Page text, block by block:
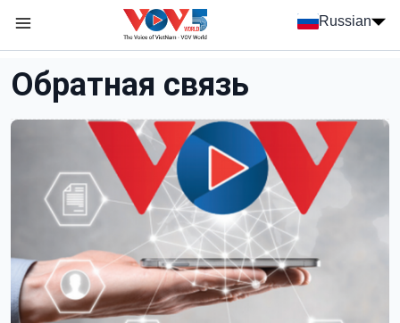
Russian
Menu trang chủ tiếng Nga
menu phụ tiếng Nga
Обратная связь